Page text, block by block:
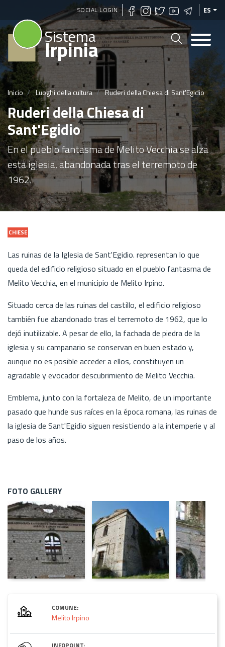
Pasar
al
contenido
principal
SOCIAL LOGIN ES
Sistema
Irpinia
Inicio Luoghi della cultura Ruderi della Chiesa di Sant'Egidio
Ruderi della Chiesa di
Sant'Egidio
En el pueblo fantasma de Melito Vecchia se alza
esta iglesia, abandonada tras el terremoto de
1962.
CHIESE
Las ruinas de la Iglesia de Sant'Egidio. representan lo que
queda del edificio religioso situado en el pueblo fantasma de
Melito Vecchia, en el municipio de Melito Irpino.
Situado cerca de las ruinas del castillo, el edificio religioso
también fue abandonado tras el terremoto de 1962, que lo
dejó inutilizable. A pesar de ello, la fachada de piedra de la
iglesia y su campanario se conservan en buen estado y,
aunque no es posible acceder a ellos, constituyen un
agradable y evocador descubrimiento de Melito Vecchia.
Emblema, junto con la fortaleza de Melito, de un importante
pasado que hunde sus raíces en la época romana, las ruinas de
la iglesia de Sant'Egidio siguen resistiendo a la intemperie y al
paso de los años.
FOTO GALLERY
COMUNE:
Melito Irpino